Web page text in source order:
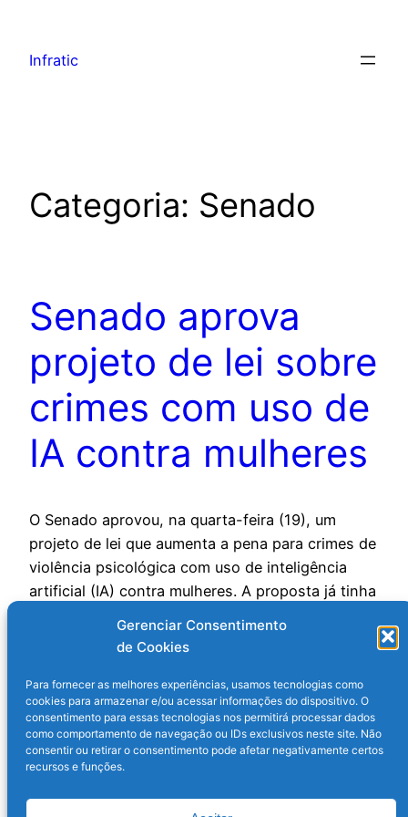
Gerenciar Consentimento
de Cookies
Para fornecer as melhores experiências, usamos tecnologias como
cookies para armazenar e/ou acessar informações do dispositivo. O
consentimento para essas tecnologias nos permitirá processar dados
como comportamento de navegação ou IDs exclusivos neste site. Não
consentir ou retirar o consentimento pode afetar negativamente certos
recursos e funções.
Infratic
Categoria: Senado
Senado aprova
projeto de lei sobre
crimes com uso de
IA contra mulheres
O Senado aprovou, na quarta-feira (19), um
projeto de lei que aumenta a pena para crimes de
violência psicológica com uso de inteligência
artificial (IA) contra mulheres. A proposta já tinha
vai para sanção do presidente Luiz Inácio Lula da
20 de março de 2025